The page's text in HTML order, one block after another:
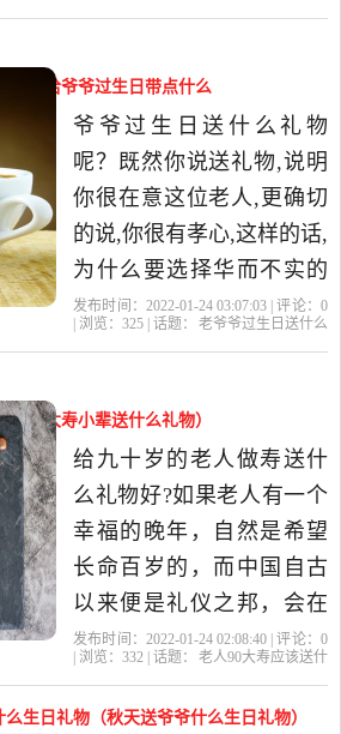
女送爷爷什么生日礼物好?
生日礼物的话，我大致总
结了这么多。， 【个性创
意礼物】
好（给爷爷过生日带点什么
爷爷过生日送什么礼物
呢？既然你说送礼物,说明
你很在意这位老人,更确切
的说,你很有孝心,这样的话,
为什么要选择华而不实的
买,而不是自己做的呢,你可
还是多陪陪老人吧！比送
什么都要好! 还是多陪陪老
人吧！比送什么
发布时间：2022-01-24 03:07:03 | 评论： 0
| 浏览： 325 | 话题：
老爷爷过生日送什么
岁大寿小辈送什么礼物）
给九十岁的老人做寿送什
么礼物好?如果老人有一个
幸福的晚年，自然是希望
长命百岁的，而中国自古
以来便是礼仪之邦，会在
老人生日那天进行庆祝。
日，会举办宴会，请来亲
发布时间：2022-01-24 02:08:40 | 评论： 0
| 浏览： 332 | 话题：
老人90大寿应该送什
么生日礼物（秋天送爷爷什么生日礼物）